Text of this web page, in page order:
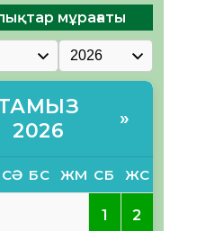
мұрағаты
2026
»
СӘ БС ЖМ СБ ЖС
1 2